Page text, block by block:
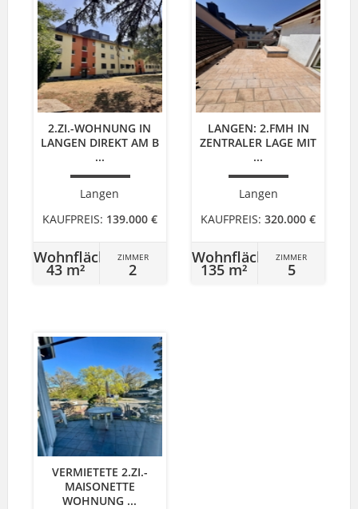
2.ZI.-WOHNUNG IN
LANGEN DIREKT AM B
...
Langen
KAUFPREIS: 139.000 €
Wohnfläche
43 m²
ZIMMER
2
LANGEN: 2.FMH IN
ZENTRALER LAGE MIT
...
Langen
KAUFPREIS: 320.000 €
Wohnfläche
135 m²
ZIMMER
5
VERMIETETE 2.ZI.-
MAISONETTE
WOHNUNG ...